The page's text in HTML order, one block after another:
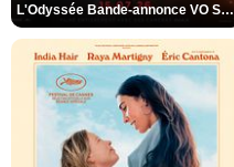
L'Odyssée Bande-annonce VO STFR